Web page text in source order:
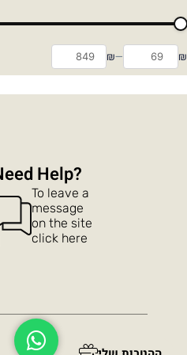
₪
—
₪
?Need Help
To leave a
message
on the site
click here
שלח הודעת WhatsApp